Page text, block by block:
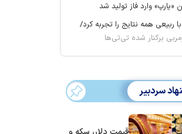
«یارپ» وارد فاز تولید شد
با ربیعی همه نتایج را تجربه کرد/
برکنار شده تی‌تی‌ها
سردبیر